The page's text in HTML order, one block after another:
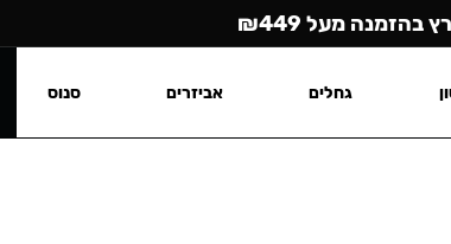
בהזמנה מעל ₪449
גחלים אביזרים סנוס